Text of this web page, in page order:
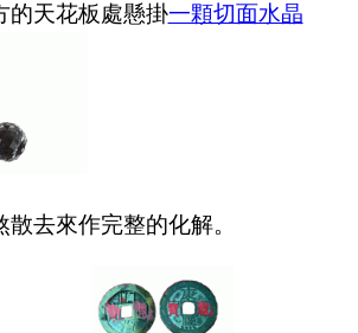
的天花板處懸掛一顆切面水晶
去來作完整的化解。